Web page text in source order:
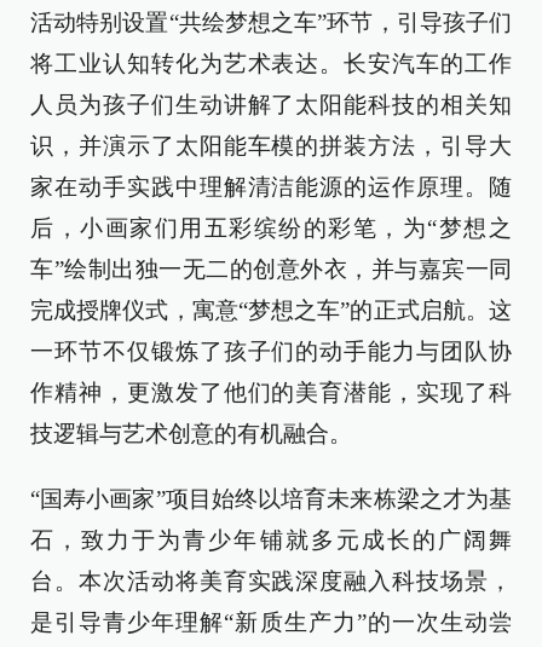
活动特别设置“共绘梦想之车”环节，引导孩子们
将工业认知转化为艺术表达。长安汽车的工作
人员为孩子们生动讲解了太阳能科技的相关知
识，并演示了太阳能车模的拼装方法，引导大
家在动手实践中理解清洁能源的运作原理。随
后，小画家们用五彩缤纷的彩笔，为“梦想之
车”绘制出独一无二的创意外衣，并与嘉宾一同
完成授牌仪式，寓意“梦想之车”的正式启航。这
一环节不仅锻炼了孩子们的动手能力与团队协
作精神，更激发了他们的美育潜能，实现了科
技逻辑与艺术创意的有机融合。
“国寿小画家”项目始终以培育未来栋梁之才为基
石，致力于为青少年铺就多元成长的广阔舞
台。本次活动将美育实践深度融入科技场景，
是引导青少年理解“新质生产力”的一次生动尝